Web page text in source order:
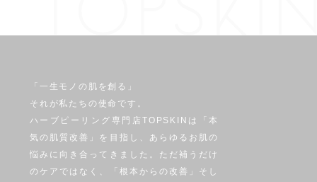
「一生モノの肌を創る」
それが私たちの使命です。
ハーブピーリング専門店TOPSKINは「本
気の肌質改善」を目指し、あらゆるお肌の
悩みに向き合ってきました。ただ補うだけ
のケアではなく、「根本からの改善」そし